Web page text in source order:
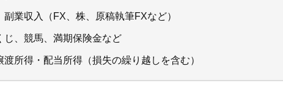
業収入（FX、株、原稿執筆FXなど）
じ、競馬、満期保険金など
渡所得・配当所得（損失の繰り越しを含む）